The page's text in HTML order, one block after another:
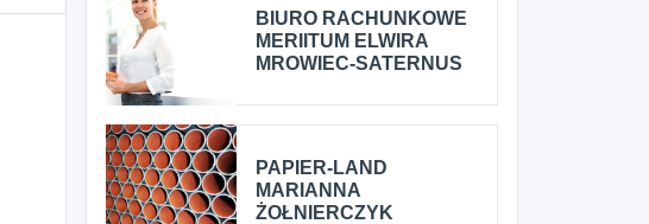
BIURO RACHUNKOWE
MERIITUM ELWIRA
MROWIEC-SATERNUS
PAPIER-LAND
MARIANNA
ŻOŁNIERCZYK